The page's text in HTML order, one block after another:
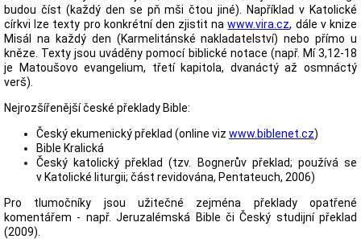
budou číst (každý den se pň mši čtou jiné). Například v Katolické
církvi lze texty pro konkrétní den zjistit nawww.vira.cz, dále v knize
Misál na každý den (Karmelitánské nakladatelství) nebo přímo u
kněze. Texty jsou uváděny pomocí biblické notace (např. Mí 3,12-18
je Matoušovo evangelium, třetí kapitola, dvanáctý až osmnáctý
verš).
Nejrozšířenější české překlady Bible:
Český ekumenický překlad (online viz www.biblenet.cz)
Bible Kralická
Český katolický překlad (tzv. Bognerův překlad; používá se
v Katolické liturgii; část revidována, Pentateuch, 2006)
Pro tlumočníky jsou užitečné zejména překlady opatřené
komentářem - např. Jeruzalémská Bible či Český studijní překlad
(2009).